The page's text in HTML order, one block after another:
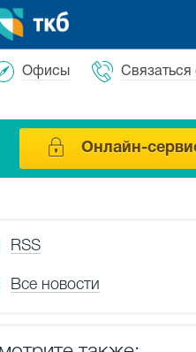
Офисы Связаться
Онлайн-
RSS
Все новости